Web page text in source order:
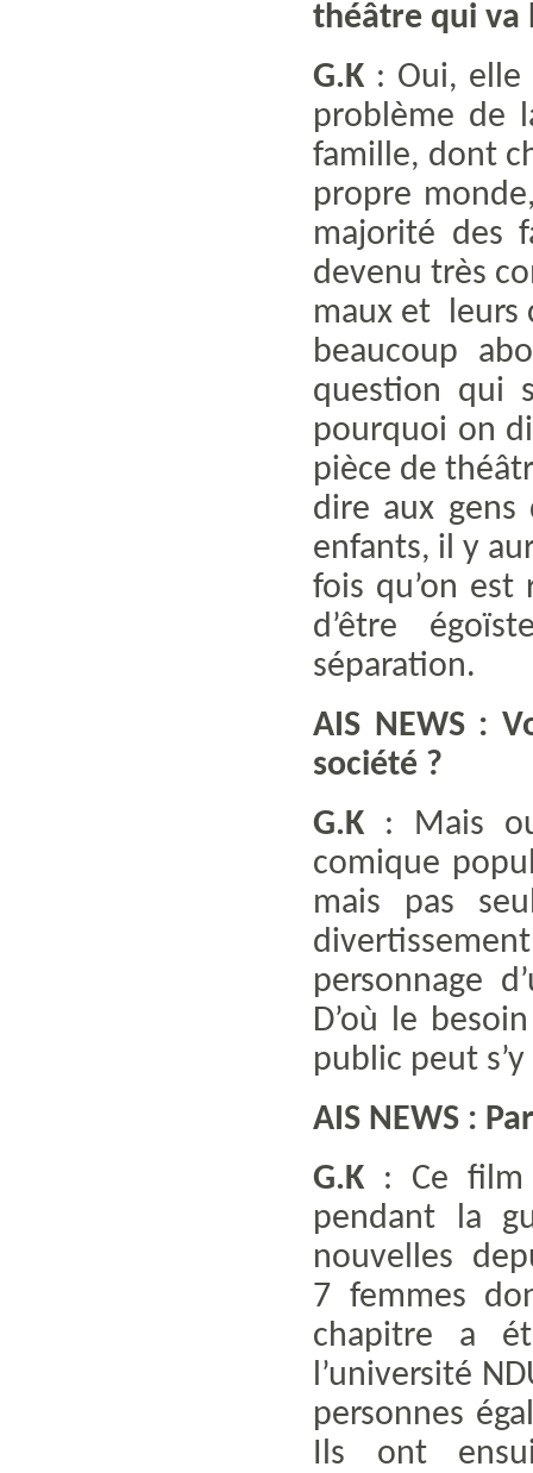
théâtre qui va
G.K : Oui,
problème de
famille, dont
propre
majorité des
devenu très
maux et leurs
beaucoup
question qui
pourquoi on
pièce de
dire aux gens
enfants, il y
fois qu’on est
d’être
séparation.
AIS NEWS :
société ?
G.K : Mais
comique
mais pas
personnage
D’où le
public peut s’y
AIS NEWS :
G.K : Ce film
pendant la
nouvelles
7 femmes
chapitre a
l’université
personnes
Ils ont